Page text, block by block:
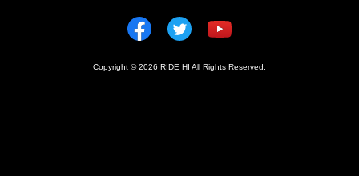
Copyright © 2026 RIDE HI All Rights Reserved.